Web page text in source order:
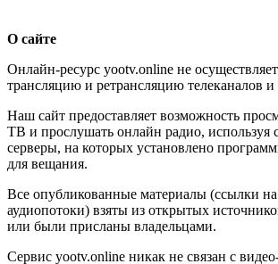
О сайте
Онлайн-ресурс yootv.online не
трансляцию и ретрансляцию телеканалов
Наш сайт предоставляет возможность
ТВ и прослушать онлайн радио, используя
серверы, на которых установлено
для вещания.
Все опубликованные материалы (ссылки
аудиопотоки) взяты из открытых
или были присланы владельцами.
Сервис yootv.online никак не связан с